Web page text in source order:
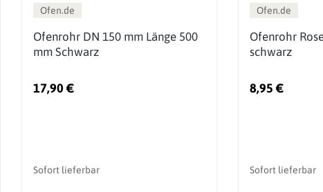
Ofen.de
Ofenrohr DN 150 mm Länge 500
mm Schwarz
17,90 €
Sofort lieferbar
Ofen.de
Ofenrohr
schwarz
8,95 €
Sofort lieferbar